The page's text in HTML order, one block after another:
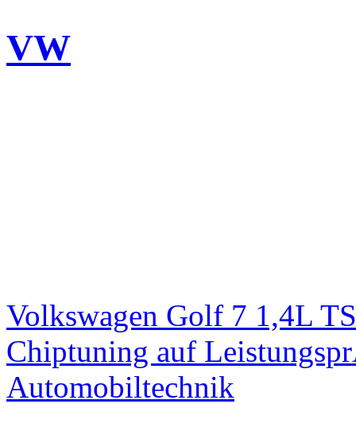
VW
Volkswagen Golf 7 1,4L
Chiptuning auf
Automobiltechnik